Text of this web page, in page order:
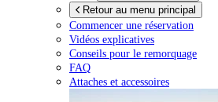
Retour au menu principal
Commencer une réservation
Vidéos explicatives
Conseils pour le remorquage
FAQ
Attaches et accessoires